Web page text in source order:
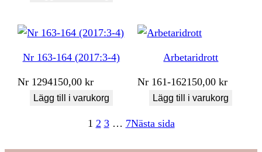
Nr 163-164 (2017:3-4)
Nr 1294150,00kr
Lägg till i varukorg
Arbetaridrott
Nr 161-162150,00kr
Lägg till i varukorg
1 2 3 … 7Nästa sida